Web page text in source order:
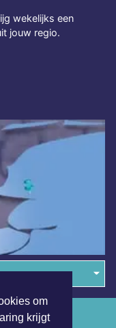
om
krijgt
wekelijks een
jouw regio.